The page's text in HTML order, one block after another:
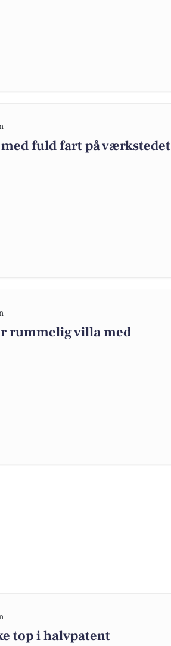
fuld fart på værkstedet
rummelig villa med
top i halvpatent